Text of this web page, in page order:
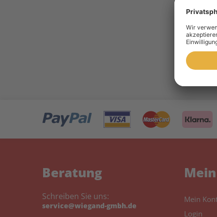
10
Toner
Beratung
Schreiben Sie uns:
service@wiegand-gmbh.de
Mein
Login